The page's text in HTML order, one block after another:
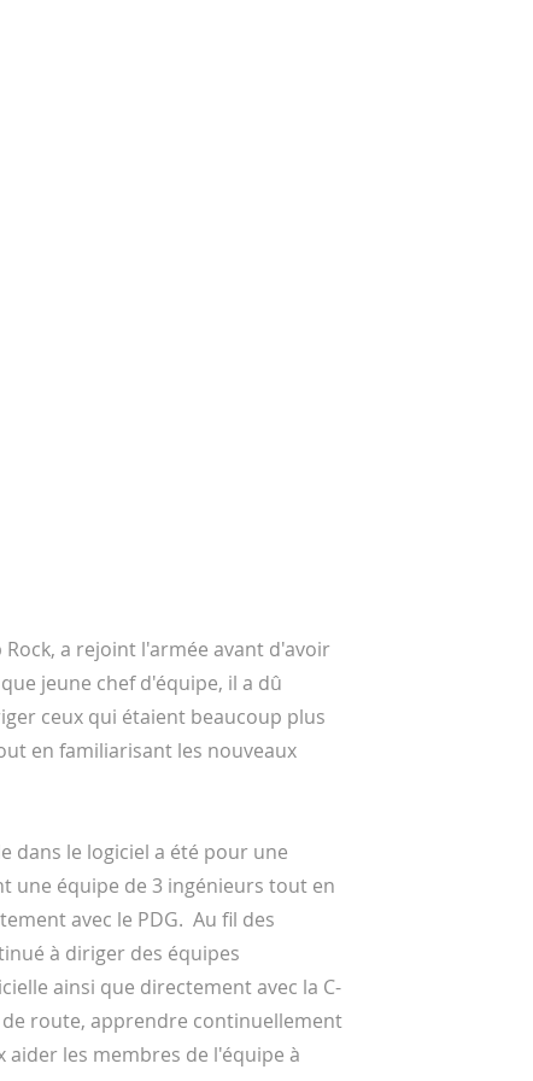
Rock, a rejoint l'armée avant d'avoir
jeune chef d'équipe, il a dû
ceux qui étaient beaucoup plus
en familiarisant les nouveaux
dans le logiciel a été pour une
une équipe de 3 ingénieurs tout en
avec le PDG. Au fil des
à diriger des équipes
ainsi que directement avec la C-
route, apprendre continuellement
aider les membres de l'équipe à